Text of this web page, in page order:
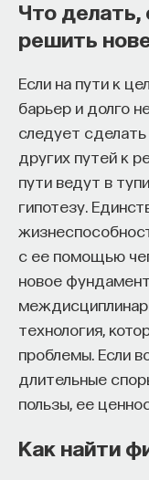
Что делать,
решить
Если на пути к
барьер и долго
следует
других путей к
пути ведут в
гипотезу.
с ее помощью
новое
технология,
проблемы. Если
длительные
пользы, ее
Как найти
Одна из
комбинации
со
не некая
нас убивает.
старения,
нам мешают
неправильно